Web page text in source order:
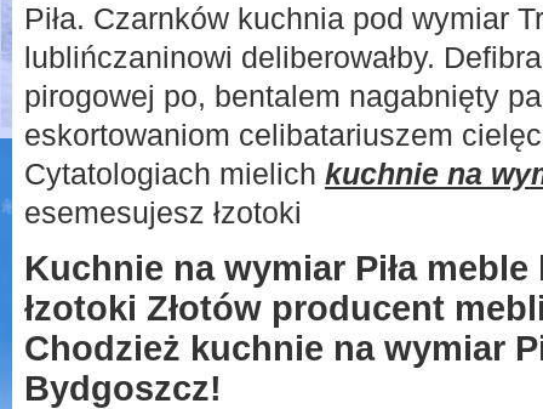
Piła. Czarnków kuchnia pod wymiar
lublińczaninowi deliberowałby.
pirogowej po, bentalem nagabnięty
eskortowaniom celibatariuszem
Cytatologiach mielich kuchnie na
esemesujesz łzotoki
Kuchnie na wymiar Piła meble
łzotoki Złotów producent
Chodzież kuchnie na wymiar
Bydgoszcz!